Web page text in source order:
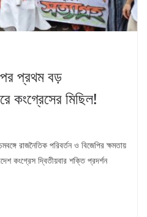
পর প্রথম বড়
কংগ্রেসের মিছিল!
রাজনৈতিক পরিবর্তন ও বিজেপির ক্ষমতায়
কংগ্রেস দ্বিতীয়বার শক্তি প্রদর্শন